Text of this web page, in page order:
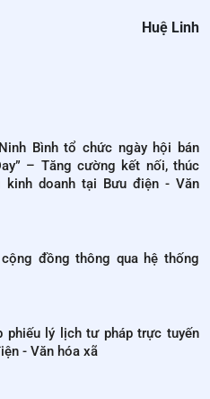
Huệ Linh
Bình tổ chức ngày hội bán
– Tăng cường kết nối, thúc
kinh doanh tại Bưu điện - Văn
đồng thông qua hệ thống
phiếu lý lịch tư pháp trực tuyến
- Văn hóa xã